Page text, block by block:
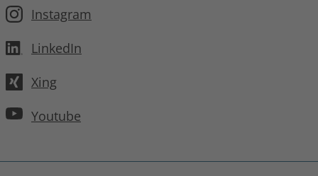
Instagram
LinkedIn
Xing
Youtube